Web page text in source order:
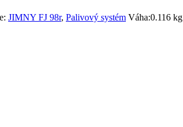
JIMNY FJ 98r, Palivový systém Váha:0.116 kg